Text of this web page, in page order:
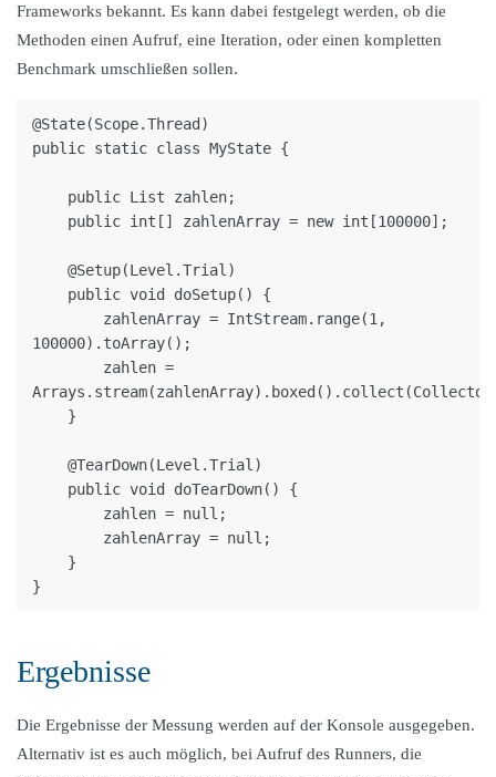
Frameworks bekannt. Es kann dabei festgelegt werden, ob die
Methoden einen Aufruf, eine Iteration, oder einen kompletten
Benchmark umschließen sollen.
@State(Scope.Thread)
public static class MyState {
100000).toArray();
Ergebnisse
Die Ergebnisse der Messung werden auf der Konsole ausgegeben.
Alternativ ist es auch möglich, bei Aufruf des Runners, die